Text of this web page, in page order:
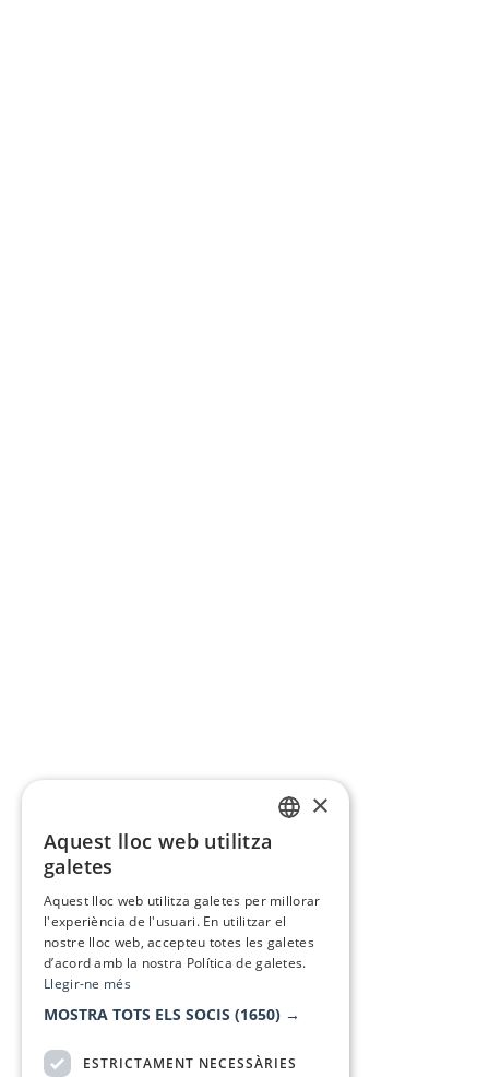
×
Aquest lloc web utilitza
galetes
Aquest lloc web utilitza galetes per millorar
l'experiència de l'usuari. En utilitzar el
nostre lloc web, accepteu totes les galetes
d’acord amb la nostra Política de galetes.
Llegir-ne més
MOSTRA TOTS ELS SOCIS (1650) →
ESTRICTAMENT NECESSÀRIES